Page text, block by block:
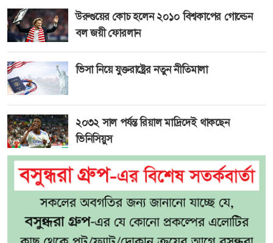
উরুগুয়ের কোচ হলেন ২০১০ বিশ্বকাপের গোল্ডেন
বল জয়ী ফোরলান
ভিসা নিয়ে যুক্তরাষ্ট্রের নতুন নীতিমালা
২০৩২ সাল পর্যন্ত রিয়াল মাদ্রিদেই থাকছেন
ভিনিসিয়ুস